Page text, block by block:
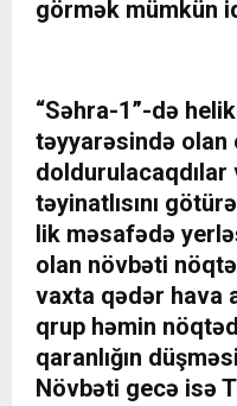
görmək mümkün
“Səhra-1”-də
təyyarəsində olan
doldurulacaqdılar
təyinatlısını
lik məsafədə
olan növbəti
vaxta qədər hava
qrup həmin
qaranlığın
Növbəti gecə isə